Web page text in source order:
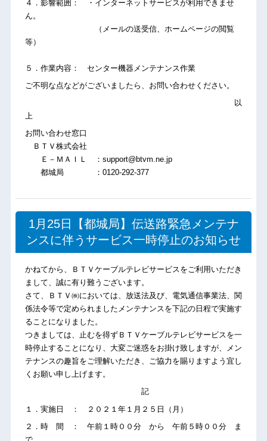
４．影響範囲： ・インターネットサービスが利用できませ
ん。
（メールの送受信、ホームページの閲覧
等）
５．作業内容： センター機器メンテナンス作業
ご不明な点などがございましたら、お問い合わせください。
以
上
お問い合わせ窓口
ＢＴＶ株式会社
Ｅ－ＭＡＩＬ ：support@btvm.ne.jp
都城局 ：0120-292-377
1月25日【都城局】伝送路緊急メンテナ
ンスに伴うサービス一時停止のお知らせ
かねてから、ＢＴＶケーブルテレビサービスをご利用いただき
まして、誠に有り難うございます。
さて、ＢＴＶ㈱においては、放送法及び、電気通信事業法、関
係法令等で定められましたメンテナンスを下記の日程で実施す
ることになりました。
つきましては、止むを得ずＢＴＶケーブルテレビサービスを一
時停止することになり、大変ご迷惑をお掛け致しますが、メン
テナンスの趣旨をご理解いただき、ご協力を賜りますよう宜し
くお願い申し上げます。
記
１．実施日 ： ２０２１年１月２５日（月）
２．時 間 ： 午前１時００分 から 午前５時００分 ま